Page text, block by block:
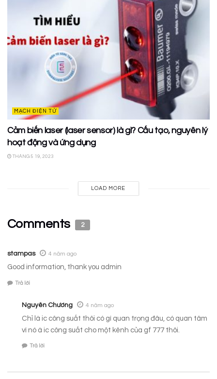
MẠCH ĐIỆN TỬ
Cảm biến laser (laser sensor) là gì? Cấu tạo, nguyên lý
hoạt động và ứng dụng
THÁNG 5 19, 2023
LOAD MORE
Comments 2
stampas 4 năm ago
Good information, thank you admin
Trả lời
Nguyên Chương 4 năm ago
Chỉ là ic công suất thôi có gì quan trọng đâu, có quan tâm
vì nó à ic công suất cho một kênh của gf 777 thôi.
Trả lời